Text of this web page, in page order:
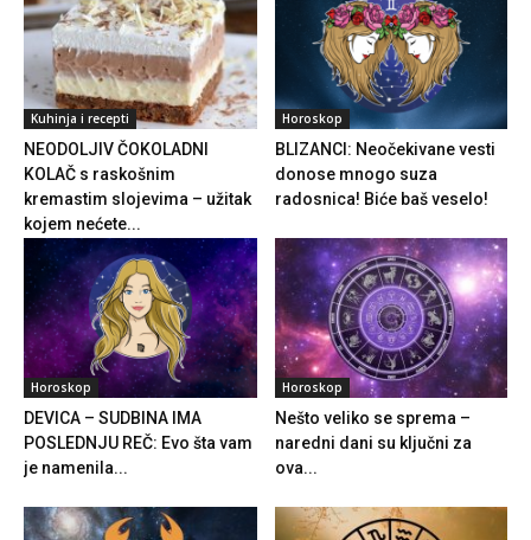
Kuhinja i recepti
NEODOLJIV ČOKOLADNI
KOLAČ s raskošnim
kremastim slojevima – užitak
kojem nećete...
Horoskop
BLIZANCI: Neočekivane vesti
donose mnogo suza
radosnica! Biće baš veselo!
Horoskop
DEVICA – SUDBINA IMA
POSLEDNJU REČ: Evo šta vam
je namenila...
Horoskop
Nešto veliko se sprema –
naredni dani su ključni za
ova...